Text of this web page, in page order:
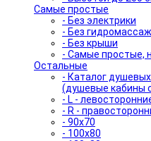
Самые простые
- Без электрики
- Без
- Без крыши
- Самые простые,
Остальные
- Каталог
(душевые кабины
- L -
- R -
- 90x70
- 100x80